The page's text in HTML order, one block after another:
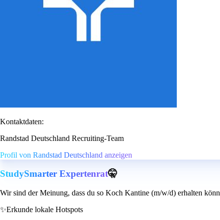
Kontaktdaten:
Randstad Deutschland Recruiting-Team
Profil von Randstad Deutschland anzeigen
StudySmarter Expertenrat🤫
Wir sind der Meinung, dass du so Koch Kantine (m/w/d) erhalten
✨Erkunde lokale Hotspots